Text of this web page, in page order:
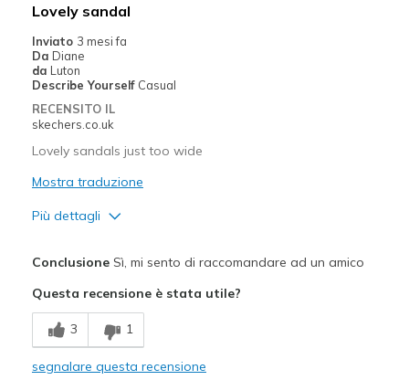
Width
Sizing
Feels full size too big
View On Shoes
Lovely sandal
Inviato 3 mesi fa
Da Diane
da Luton
Describe Yourself Casual
RECENSITO IL
skechers.co.uk
Lovely sandals just too wide
Mostra traduzione
Più dettagli
Comfortable
Stylish
ConclusioneSì, mi sento di raccomandare ad un amico
Questa recensione è stata utile?
3 1
segnalare questa recensione